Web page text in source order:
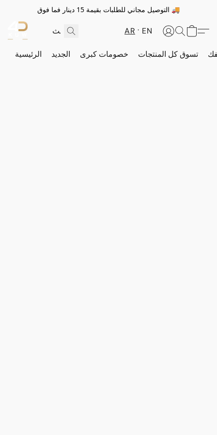
التوصيل مجاني للطلبات بقيمة 15 دينار فما فوق 🚚
AR EN
الرئيسية الجديد خصومات كبرى تسوق كل المنتجات